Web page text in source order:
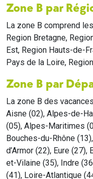
Zone B par
La zone B comprend les
Region Bretagne,
Est, Region Hauts-de-
Pays de la Loire,
Zone B par
La zone B des
Aisne (02), Alpes-de-
(05), Alpes-Maritimes
Bouches-du-Rhône
d’Armor (22), Eure
et-Vilaine (35), Indre
(41), Loire-Atlantique